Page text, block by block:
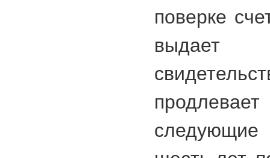
поверке
выдает